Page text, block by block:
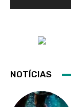
NOTÍCIAS